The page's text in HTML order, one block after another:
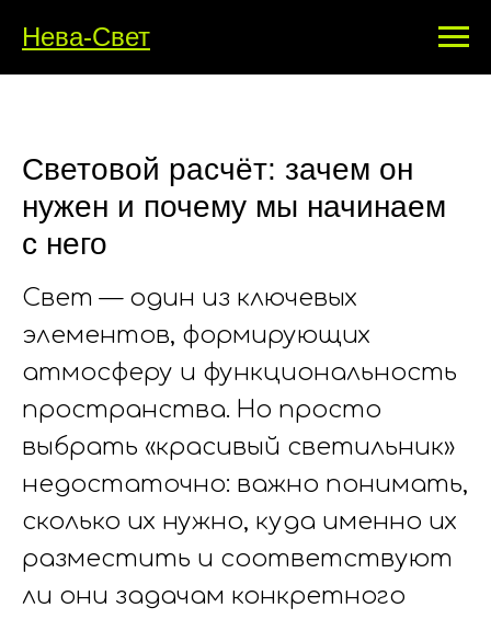
Нева-Свет
Световой расчёт: зачем он
нужен и почему мы начинаем
с него
Свет — один из ключевых
элементов, формирующих
атмосферу и функциональность
пространства. Но просто
выбрать «красивый светильник»
недостаточно: важно понимать,
сколько их нужно, куда именно их
разместить и соответствуют
ли они задачам конкретного